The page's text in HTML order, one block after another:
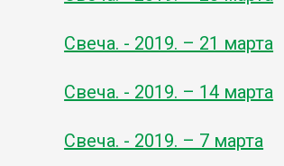
Свеча. - 2019. – 21 марта
Свеча. - 2019. – 14 марта
Свеча. - 2019. – 7 марта